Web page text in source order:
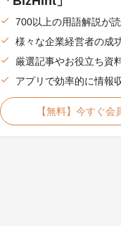
700以上の用語解説が
様々な企業経営者の成
厳選記事やお役立ち資
アプリで効率的に情報
【無料】今すぐ会